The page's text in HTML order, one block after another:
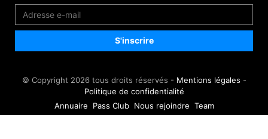
© Copyright 2026 tous droits réservés - Mentions légales -
Politique de confidentialité
Annuaire
Pass Club Nous rejoindre Team